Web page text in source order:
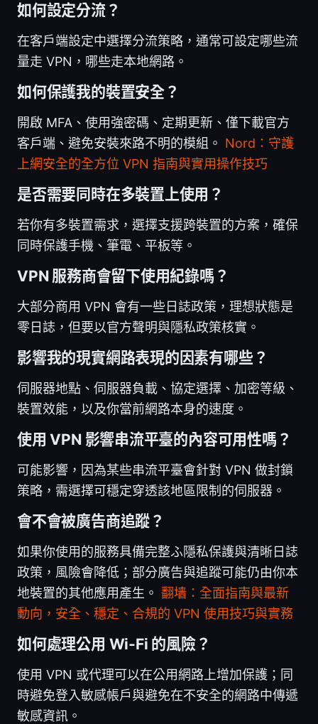
如何設定分流？
在客戶端設定中選擇分流策略，通常可設定哪些流
量走 VPN，哪些走本地網路。
如何保護我的裝置安全？
開啟 MFA、使用強密碼、定期更新、僅下載官方
客戶端、避免安裝來路不明的模組。 Nord：守護
上網安全的全方位 VPN 指南與實用操作技巧
是否需要同時在多裝置上使用？
若你有多裝置需求，選擇支援跨裝置的方案，確保
同時保護手機、筆電、平板等。
VPN 服務商會留下使用紀錄嗎？
大部分商用 VPN 會有一些日誌政策，理想狀態是
零日誌，但要以官方聲明與隱私政策核實。
影響我的現實網路表現的因素有哪些？
伺服器地點、伺服器負載、協定選擇、加密等級、
裝置效能，以及你當前網路本身的速度。
使用 VPN 影響串流平臺的內容可用性嗎？
可能影響，因為某些串流平臺會針對 VPN 做封鎖
策略，需選擇可穩定穿透該地區限制的伺服器。
會不會被廣告商追蹤？
如果你使用的服務具備完整ふ隱私保護與清晰日誌
政策，風險會降低；部分廣告與追蹤可能仍由你本
地裝置的其他應用產生。 翻墙：全面指南與最新
動向，安全、穩定、合規的 VPN 使用技巧與實務
如何處理公用 Wi-Fi 的風險？
使用 VPN 或代理可以在公用網路上增加保護；同
時避免登入敏感帳戶與避免在不安全的網路中傳遞
敏感資訊。